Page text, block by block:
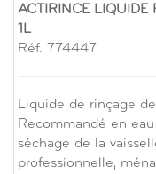
ACTIRINCE LIQUIDE
1L
Réf. 774447
Liquide de rinçage
Recommandé en
séchage de la
professionnelle,